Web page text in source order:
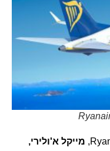
מייקל א'ולירי,